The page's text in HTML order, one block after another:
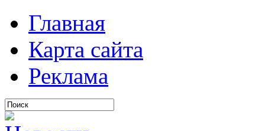
Главная
Карта сайта
Реклама